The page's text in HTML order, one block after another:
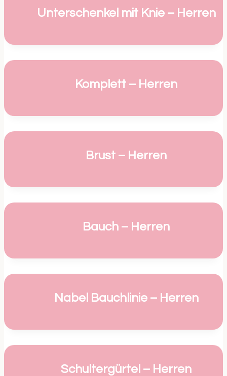
Unterschenkel mit Knie – Herren
Komplett – Herren
Brust – Herren
Bauch – Herren
Nabel Bauchlinie – Herren
Schultergürtel – Herren